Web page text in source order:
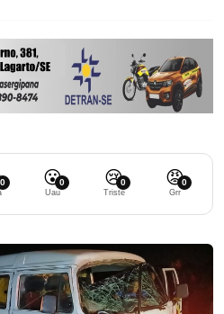
0 😮0
Uau
😢0
Triste
😡0
Grr